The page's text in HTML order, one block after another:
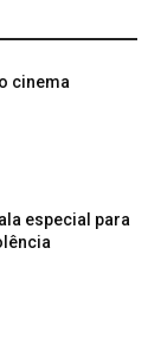
cinema
especial para